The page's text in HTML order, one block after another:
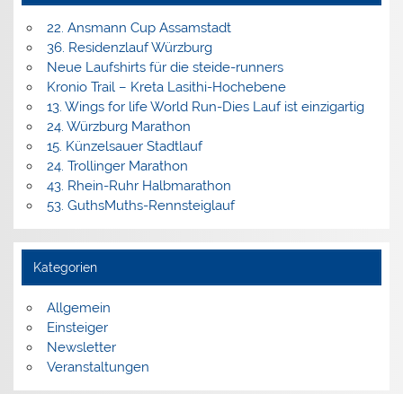
22. Ansmann Cup Assamstadt
36. Residenzlauf Würzburg
Neue Laufshirts für die steide-runners
Kronio Trail – Kreta Lasithi-Hochebene
13. Wings for life World Run-Dies Lauf ist einzigartig
24. Würzburg Marathon
15. Künzelsauer Stadtlauf
24. Trollinger Marathon
43. Rhein-Ruhr Halbmarathon
53. GuthsMuths-Rennsteiglauf
Kategorien
Allgemein
Einsteiger
Newsletter
Veranstaltungen